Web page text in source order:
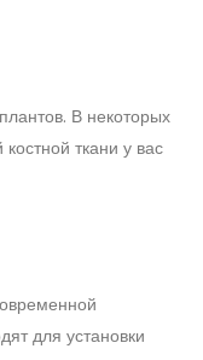
В некоторых
ткани у вас
для установки